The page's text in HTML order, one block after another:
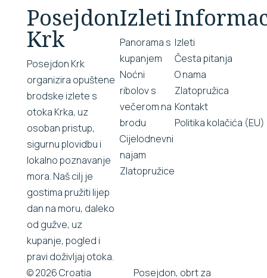
Posejdon
Krk
Posejdon Krk
organizira opuštene
brodske izlete s
otoka Krka, uz
osoban pristup,
sigurnu plovidbu i
lokalno poznavanje
mora. Naš cilj je
gostima pružiti lijep
dan na moru, daleko
od gužve, uz
kupanje, pogled i
pravi doživljaj otoka.
Izleti
Panorama s
kupanjem
Noćni
ribolov s
večerom na
brodu
Cijelodnevni
najam
Zlatopružice
Izleti
Česta pitanja
O nama
Zlatopružica
Kontakt
Politika kolačića (EU)
© 2026 Croatia Posejdon, obrt za